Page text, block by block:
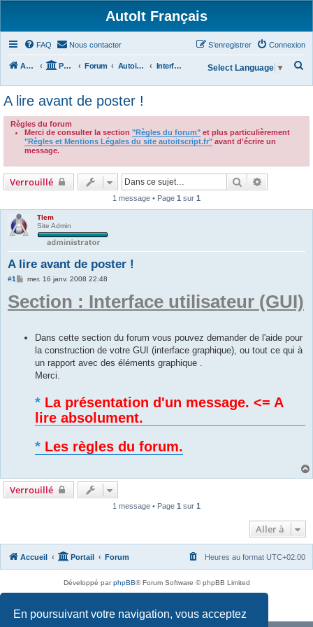
En poursuivant votre navigation, vous acceptez
AutoIt Français
FAQ Nous contacter Connexion
S’enregistrer
Accueil Portail Forum Autoit v3 Interface Graphique Utilisateur (GUI)
h
c
Select Language ▼
A lire avant de poster !
Règles du forum
Merci de consulter la section "Règles du forum" et plus particulièrement
"Règles et Mentions Légales du site autoitscript.fr" avant d'écrire un
message.
Verrouillé Rechercher
1 message • Page 1 sur 1
Tlem
Site Admin
A lire avant de poster !
#1
M
s
a
mer. 16 janv. 2008 22:48
Section : Interface utilisateur (GUI)
Dans cette section du forum vous pouvez demander de l'aide pour
la construction de votre GUI (interface graphique), ou tout ce qui à
un rapport avec des éléments graphique .
Merci.
* La présentation d'un message. <= A
lire absolument.
* Les règles du forum.
Verrouillé
1 message • Page 1 sur 1
Aller à
Accueil Portail Forum Heures au format UTC+02:00
Développé parphpBB® Forum Software © phpBB Limited
Traduit parphpBB-fr.com